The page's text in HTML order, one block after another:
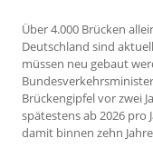
Über 4.000 Brücken
Deutschland sind
müssen neu gebaut
Brückengipfel vor zwei
spätestens ab 2026 pro
damit binnen zehn